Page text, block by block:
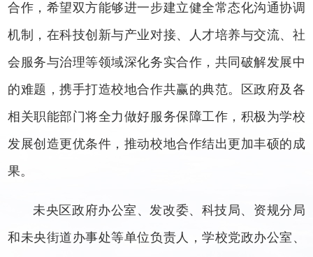
合作，希望双方能够进一步建立健全常态化沟通协调
机制，在科技创新与产业对接、人才培养与交流、社
会服务与治理等领域深化务实合作，共同破解发展中
的难题，携手打造校地合作共赢的典范。区政府及各
相关职能部门将全力做好服务保障工作，积极为学校
发展创造更优条件，推动校地合作结出更加丰硕的成
果。
未央区政府办公室、发改委、科技局、资规分局
和未央街道办事处等单位负责人，学校党政办公室、